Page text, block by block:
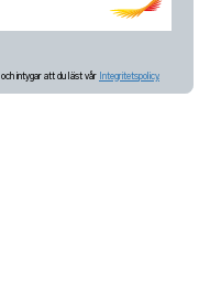
och intygar att du läst vår Integritetspolicy.